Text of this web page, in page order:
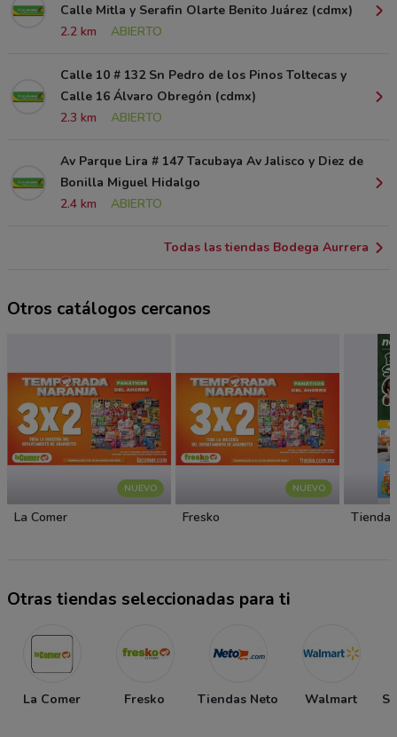
Calle Mitla y Serafin Olarte Benito Juárez (cdmx)
2.2 km
ABIERTO
Calle 10 # 132 Sn Pedro de los Pinos Toltecas y
Calle 16 Álvaro Obregón (cdmx)
2.3 km
ABIERTO
Av Parque Lira # 147 Tacubaya Av Jalisco y Diez de
Bonilla Miguel Hidalgo
2.4 km
ABIERTO
Todas las tiendas Bodega Aurrera
Otros catálogos cercanos
NUEVO
La Comer
NUEVO
Fresko
Otras tiendas seleccionadas para ti
La Comer Fresko Tiendas Neto Walmart